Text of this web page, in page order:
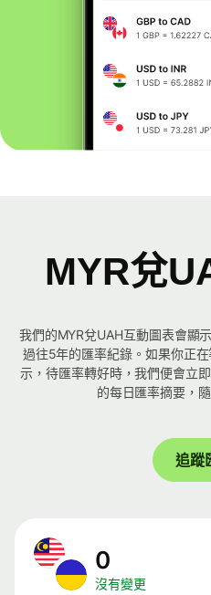
MYR兌
我們的MYR兌UAH互動圖表會顯
過往5年的匯率紀錄。如果你正
示，待匯率轉好時，我們便會立
的每日匯率摘要，
追蹤
0
沒有變更